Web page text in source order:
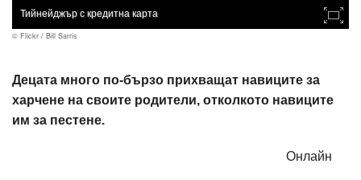
Тийнейджър с кредитна карта
© Flickr / Bill Sarris
Децата много по-бързо прихващат навиците за
харчене на своите родители, отколкото навиците
им за пестене.
Онлайн